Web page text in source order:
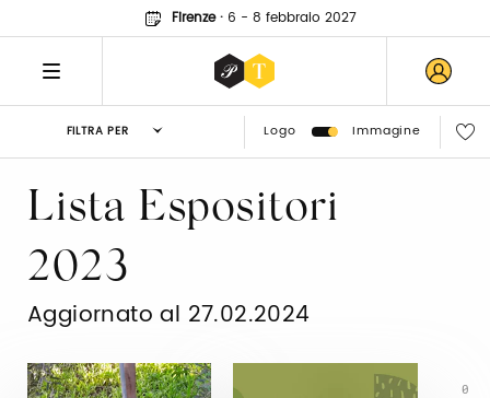
Firenze· 6 - 8 febbraio 2027
FILTRA PER Logo Immagine
0
Lista Espositori
2023
Aggiornato al 27.02.2024